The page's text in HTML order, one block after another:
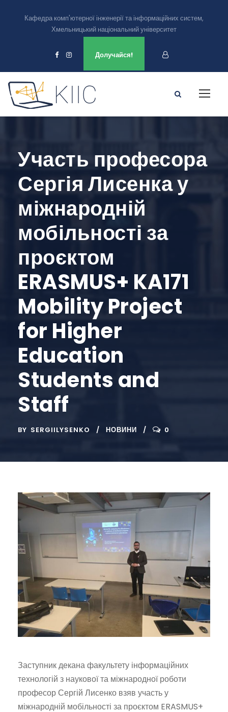
Кафедра комп'ютерної інженерії та інформаційних систем,
Хмельницький національний університет
Долучайся!
Участь професора
Сергія Лисенка у
міжнародній
мобільності за
проєктом
ERASMUS+ KA171
Mobility Project
for Higher
Education
Students and
Staff
BY SERGIILYSENKO НОВИНИ 0
Заступник декана факультету інформаційних
технологій з наукової та міжнародної роботи
професор Сергій Лисенко взяв участь у
міжнародній мобільності за проєктом ERASMUS+